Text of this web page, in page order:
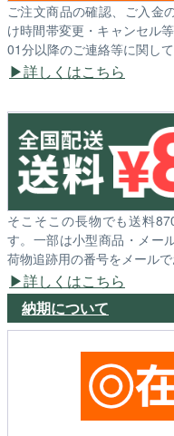
ご注文商品の確認、ご入金
け時間帯変更・キャンセル
01分以降のご連絡等に関し
詳しくはこちら
そこそこの長物でも送料
す。一部は小型商品・メー
荷物追跡用の番号をメールで
詳しくはこちら
納期について